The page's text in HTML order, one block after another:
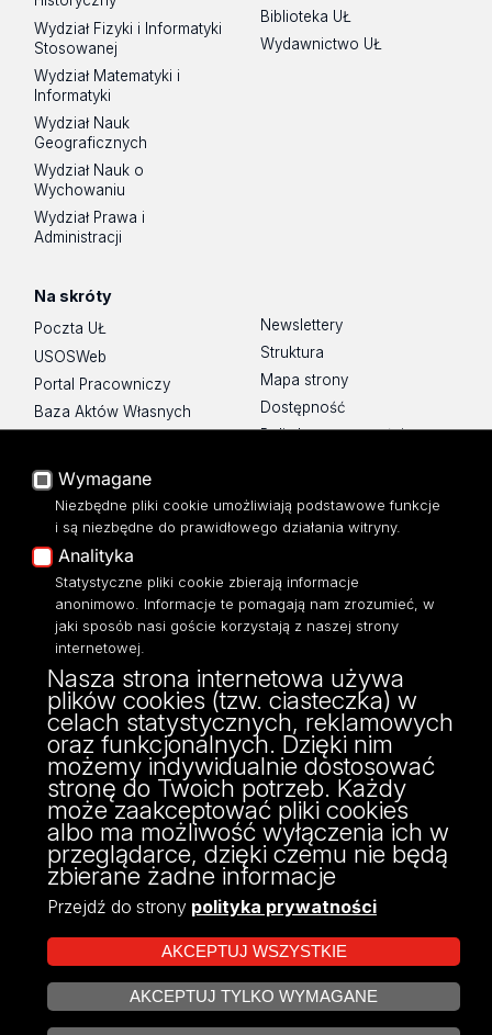
Wydział Fizyki i Informatyki
Stosowanej
Wydział Matematyki i
Informatyki
Wydział Nauk
Geograficznych
Wydział Nauk o
Wychowaniu
Wydział Prawa i
Administracji
Biblioteka UŁ
Wydawnictwo UŁ
Na skróty
Poczta UŁ
USOSWeb
Portal Pracowniczy
Baza Aktów Własnych
Eksperci UŁ
Polityka Prywatności
Dostępność
Newslettery
Struktura
Mapa strony
Dostępność
Polityka prywatności
Wydział Zarządzania
Uniwersytetu Łódzkiego
ul. Matejki 22/26
90-237 Łódź
tel: 42 635 51 22
NIP 724 000 32 43
Projekt Multiportalu UŁ współfinansowany z funduszy Unii Europejskiej w
ramach konkursu NCBR
Wymagane
Niezbędne pliki cookie umożliwiają podstawowe funkcje
i są niezbędne do prawidłowego działania witryny.
Analityka
Statystyczne pliki cookie zbierają informacje
anonimowo. Informacje te pomagają nam zrozumieć, w
jaki sposób nasi goście korzystają z naszej strony
internetowej.
Nasza strona internetowa używa
plików cookies (tzw. ciasteczka) w
celach statystycznych, reklamowych
oraz funkcjonalnych. Dzięki nim
możemy indywidualnie dostosować
stronę do Twoich potrzeb. Każdy
może zaakceptować pliki cookies
albo ma możliwość wyłączenia ich w
przeglądarce, dzięki czemu nie będą
zbierane żadne informacje
Przejdź do strony polityka prywatności
AKCEPTUJ WSZYSTKIE
AKCEPTUJ TYLKO WYMAGANE
ZARZĄDZAJ COOKIES